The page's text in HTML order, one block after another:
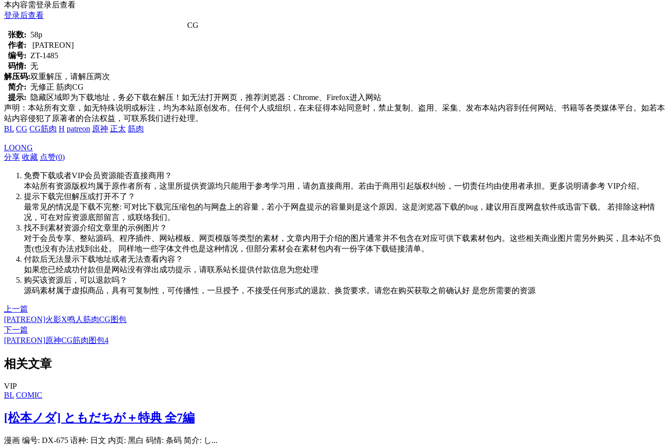
本内容需登录后查看
登录后查看
CG
张数: 58p
作者:
[PATREON]
编号: ZT-1485
码情: 无
解压码:双重解压，请解压两次
简介: 无修正 筋肉CG
提示:
隐藏区域即为下载地址，务必下载在解压！如无法打开网页，推荐浏览器：Chrome、Firefox进入网站
声明：本站所有文章，如无特殊说明或标注，均为本站原创发布。任何个人或组织，在未征得本站同意时，禁止复制、盗用、采集、发布本站内容到任何网站、书籍等各类媒体平台。如若本
站内容侵犯了原著者的合法权益，可联系我们进行处理。
BL CG CG筋肉 H patreon 原神 正太 筋肉
LOONG
分享 收藏 点赞(0)
免费下载或者VIP会员资源能否直接商用？
本站所有资源版权均属于原作者所有，这里所提供资源均只能用于参考学习用，请勿直接商用。若由于商用引起版权纠纷，一切责任均由使用者承担。更多说明请参考 VIP介绍。
提示下载完但解压或打开不了？
最常见的情况是下载不完整: 可对比下载完压缩包的与网盘上的容量，若小于网盘提示的容量则是这个原因。这是浏览器下载的bug，建议用百度网盘软件或迅雷下载。 若排除这种情
况，可在对应资源底部留言，或联络我们。
找不到素材资源介绍文章里的示例图片？
对于会员专享、整站源码、程序插件、网站模板、网页模版等类型的素材，文章内用于介绍的图片通常并不包含在对应可供下载素材包内。这些相关商业图片需另外购买，且本站不负
责(也没有办法)找到出处。 同样地一些字体文件也是这种情况，但部分素材会在素材包内有一份字体下载链接清单。
付款后无法显示下载地址或者无法查看内容？
如果您已经成功付款但是网站没有弹出成功提示，请联系站长提供付款信息为您处理
购买该资源后，可以退款吗？
源码素材属于虚拟商品，具有可复制性，可传播性，一旦授予，不接受任何形式的退款、换货要求。请您在购买获取之前确认好 是您所需要的资源
上一篇
[PATREON]火影X鸣人筋肉CG图包
下一篇
[PATREON]原神CG筋肉图包4
相关文章
VIP
BL COMIC
[松本ノダ] ともだちが＋特典 全7編
漫画 编号: DX-675 语种: 日文 内页: 黑白 码情: 条码 简介: し...